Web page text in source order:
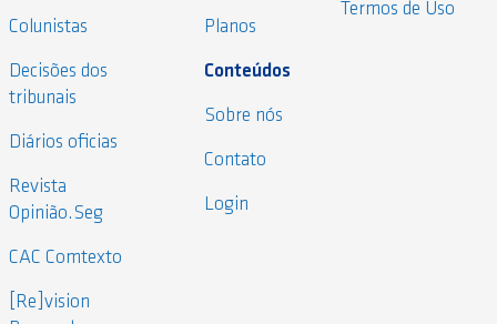
Colunistas
Decisões dos
tribunais
Diários oficias
Revista
Opinião.Seg
CAC Comtexto
[Re]vision
Planos
Conteúdos
Sobre nós
Contato
Login
Termos de Uso